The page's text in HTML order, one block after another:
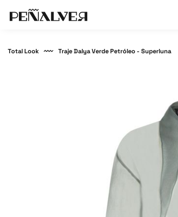
Total Look Traje Dalya Verde Petróleo - Superluna